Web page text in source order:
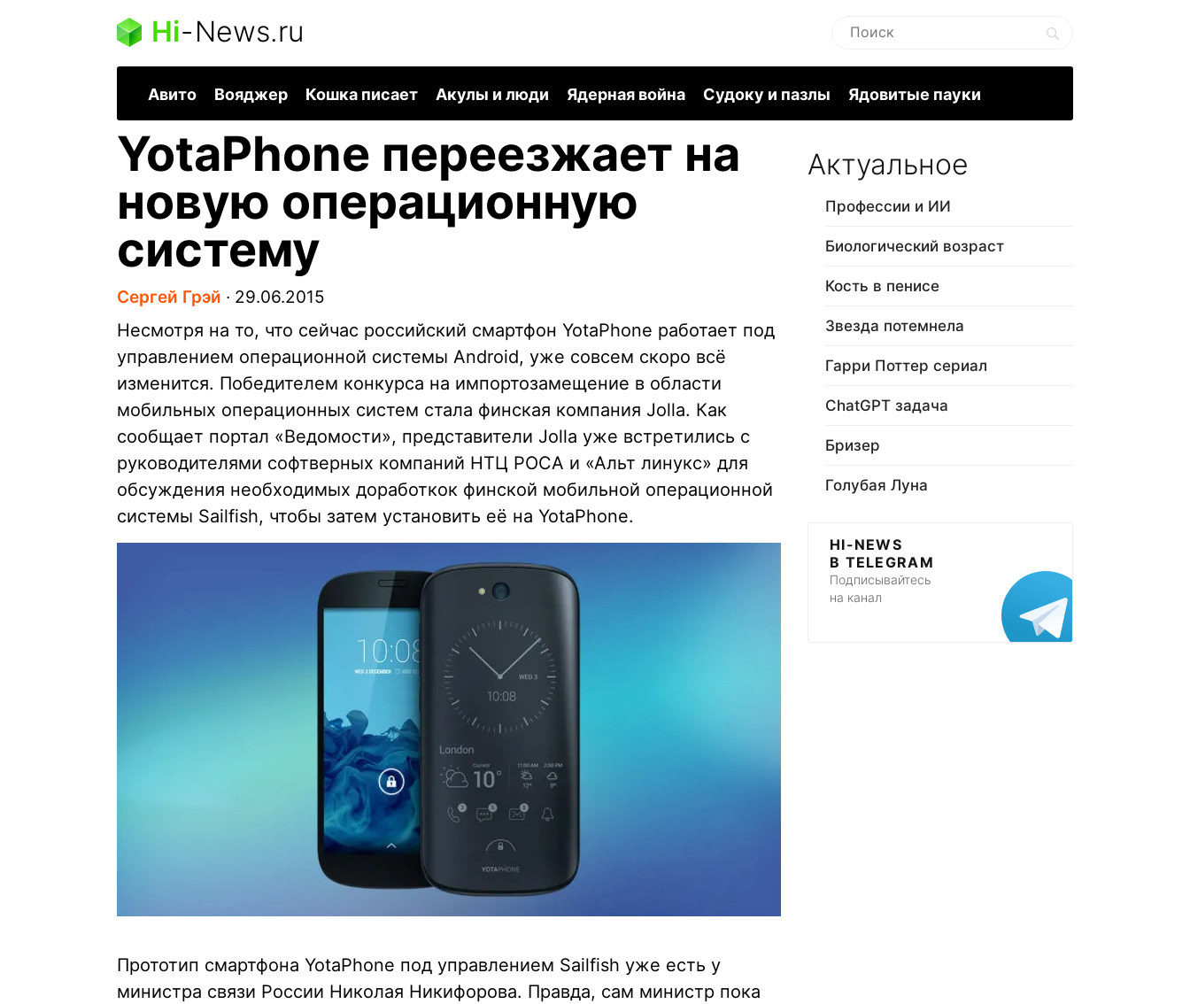
Hi-News.ru
Авито Вояджер Кошка писает Акулы и люди Ядерная война Судоку и пазлы Ядовитые пауки
YotaPhone переезжает на
новую операционную
систему
Сергей Грэй ∙ 29.06.2015
Несмотря на то, что сейчас российский смартфон YotaPhone работает под
управлением операционной системы Android, уже совсем скоро всё
изменится. Победителем конкурса на импортозамещение в области
мобильных операционных систем стала финская компания Jolla. Как
сообщает портал «Ведомости», представители Jolla уже встретились с
руководителями софтверных компаний НТЦ РОСА и «Альт линукс» для
обсуждения необходимых доработкок финской мобильной операционной
системы Sailfish, чтобы затем установить её на YotaPhone.
Прототип смартфона YotaPhone под управлением Sailfish уже есть у
министра связи России Николая Никифорова. Правда, сам министр пока
Актуальное
Профессии и ИИ
Биологический возраст
Кость в пенисе
Звезда потемнела
Гарри Поттер сериал
ChatGPT задача
Бризер
Голубая Луна
HI-NEWS
В TELEGRAM
Подписывайтесь
на канал